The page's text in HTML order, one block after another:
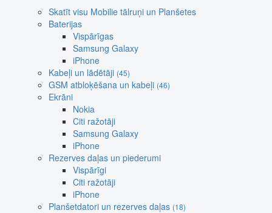
Skatīt visu Mobilie tālruņi un Planšetes
Baterijas
Vispārīgas
Samsung Galaxy
iPhone
Kabeļi un lādētāji (45)
GSM atbloķēšana un kabeļi (46)
Ekrāni
Nokia
Citi ražotāji
Samsung Galaxy
iPhone
Rezerves daļas un piederumi
Vispārīgi
Citi ražotāji
iPhone
Planšetdatori un rezerves daļas (18)